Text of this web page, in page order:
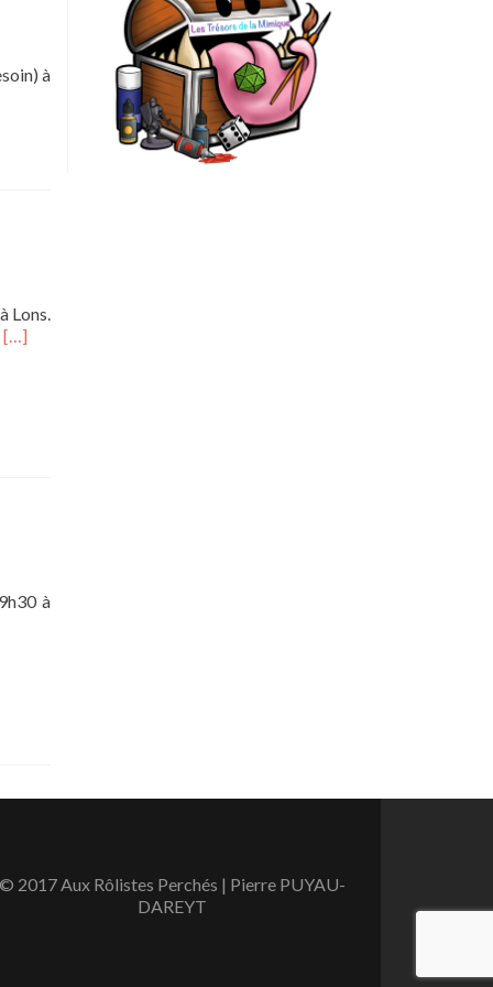
à
Lons.
En
[…]
à
© 2017 Aux Rôlistes Perchés | Pierre PUYAU-
DAREYT